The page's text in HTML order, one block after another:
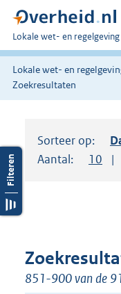
U
bent
hier:
Lokale wet- en regelgeving
Lokale wet- en
Zoekresultaten
Sorteer op:
Aantal:
Toon
10
851-900 van de